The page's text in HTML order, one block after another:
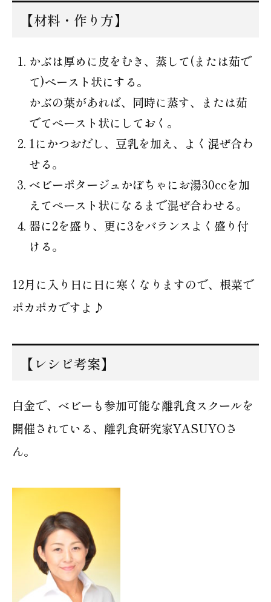
【材料・作り方】
かぶは厚めに皮をむき、蒸して(または茹で
て)ペースト状にする。
かぶの葉があれば、同時に蒸す、または茹
でてペースト状にしておく。
1にかつおだし、豆乳を加え、よく混ぜ合わ
せる。
ベビーポタージュかぼちゃにお湯30ccを加
えてペースト状になるまで混ぜ合わせる。
器に2を盛り、更に3をバランスよく盛り付
ける。
12月に入り日に日に寒くなりますので、根菜で
ポカポカですよ♪
【レシピ考案】
白金で、ベビーも参加可能な離乳食スクールを
開催されている、離乳食研究家YASUYOさ
ん。